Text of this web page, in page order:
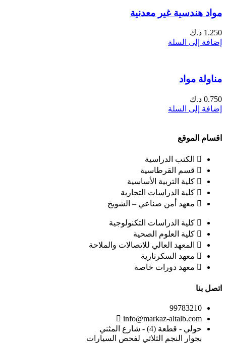
مواد هندسية غير معدنية
1.250 د.ك
إضافة إلى السلة
مناولة مواد
0.750 د.ك
إضافة إلى السلة
اقسام الموقع
الكتب الدراسية
قسم القرطاسية
كلية التربية الأساسية
كلية الدراسات التجارية
معهد أمن صناعي – الشويخ
كلية الدراسات التكنولوجية
كلية العلوم الصحية
المعهد العالي للاتصالات والملاحة
معهد السكرتارية
معهد دورات خاصة
اتصل بنا
99783210
info@markaz-altalb.com
حولي - قطعة (4) - شارع المثني
بجوار النجم الثلاثي لفحص السيارات